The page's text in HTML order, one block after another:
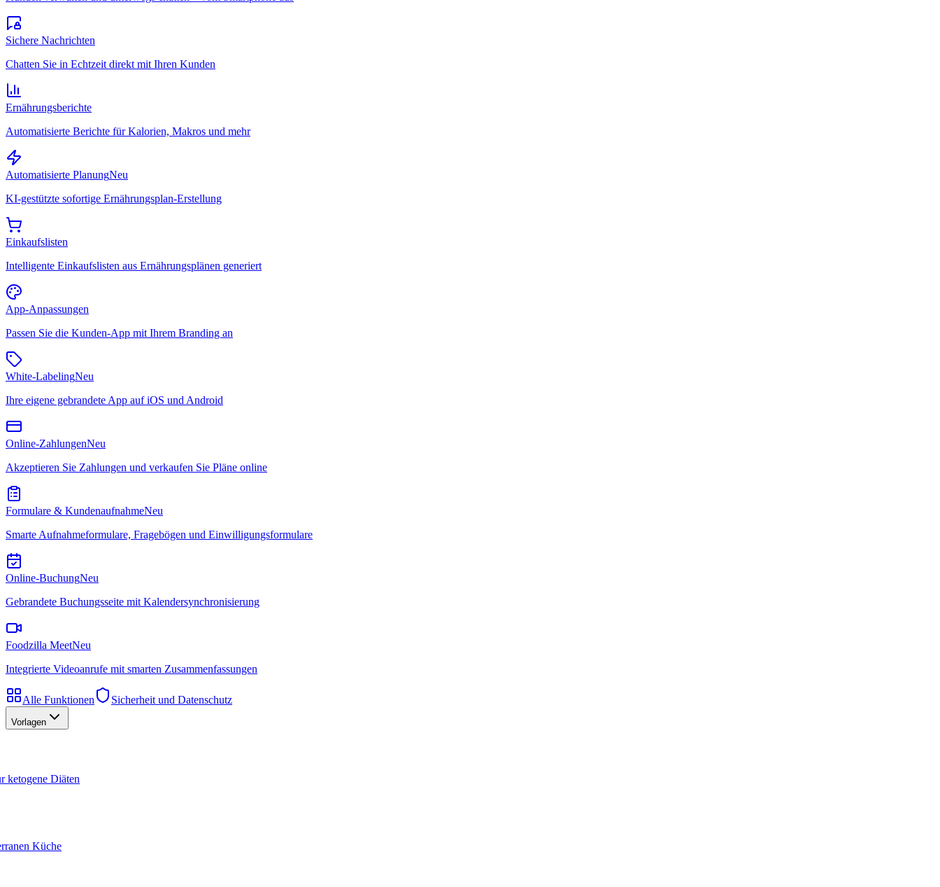
Sichere Nachrichten
Chatten Sie in Echtzeit direkt mit Ihren Kunden
Ernährungsberichte
Automatisierte Berichte für Kalorien, Makros und mehr
Automatisierte PlanungNeu
KI-gestützte sofortige Ernährungsplan-Erstellung
Einkaufslisten
Intelligente Einkaufslisten aus Ernährungsplänen generiert
App-Anpassungen
Passen Sie die Kunden-App mit Ihrem Branding an
White-LabelingNeu
Ihre eigene gebrandete App auf iOS und Android
Online-ZahlungenNeu
Akzeptieren Sie Zahlungen und verkaufen Sie Pläne online
Formulare & KundenaufnahmeNeu
Smarte Aufnahmeformulare, Fragebögen und Einwilligungsformulare
Online-BuchungNeu
Gebrandete Buchungsseite mit Kalendersynchronisierung
Foodzilla MeetNeu
Integrierte Videoanrufe mit smarten Zusammenfassungen
Alle Funktionen Sicherheit und Datenschutz
Vorlagen
ketogene Diäten
Küche